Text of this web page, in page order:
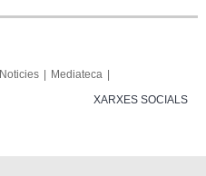
Noticies
Mediateca
XARXES SOCIALS